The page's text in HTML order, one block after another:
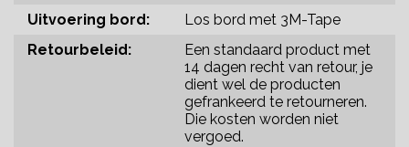
Uitvoering bord:
Los bord met 3M-Tape
Retourbeleid:
Een standaard product met
14 dagen recht van retour, je
dient wel de producten
gefrankeerd te retourneren.
Die kosten worden niet
vergoed.